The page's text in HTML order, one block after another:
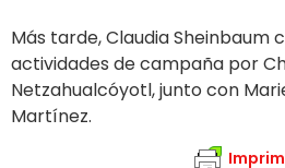
Más tarde, Claudia Sheinbaum
actividades de campaña por
Netzahualcóyotl, junto con
Martínez.